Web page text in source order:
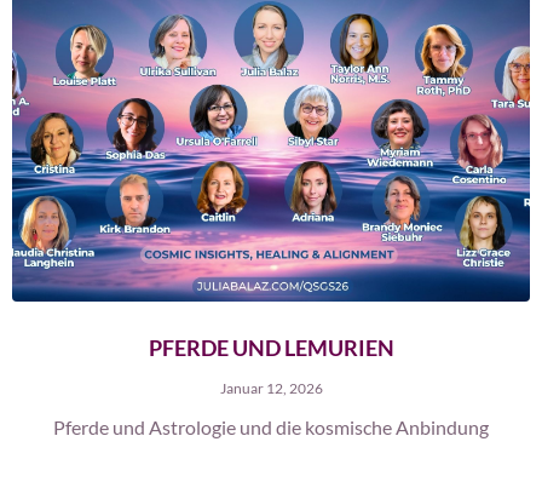
PFERDE UND LEMURIEN
Januar 12, 2026
Pferde und Astrologie und die kosmische Anbindung